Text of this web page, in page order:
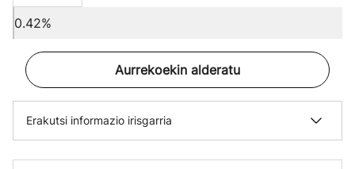
0.42%
Aurrekoekin alderatu
Erakutsi informazio irisgarria